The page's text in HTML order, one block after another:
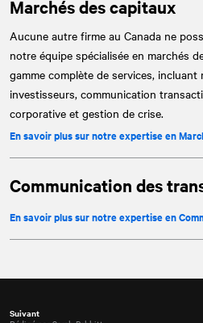
Marchés des capitaux
Aucune autre firme au Canada ne
notre équipe spécialisée en marchés
gamme complète de services, incluant
investisseurs, communication
corporative et gestion de crise.
En savoir plus sur notre expertise en
Communication des
En savoir plus sur notre expertise en
Suivant